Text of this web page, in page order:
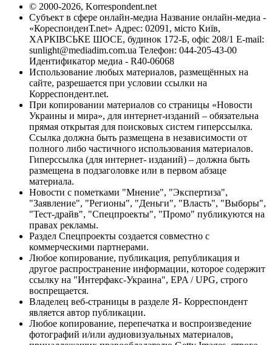
© 2000-2026, Korrespondent.net
Субъект в сфере онлайн-медиа Название онлайн-медиа -
«КореспонденТ.net» Адрес: 02091, місто Київ,
ХАРКІВСЬКЕ ШОСЕ, будинок 172-Б, офіс 208/1 E-mail:
sunlight@mediadim.com.ua Телефон: 044-205-43-00
Идентификатор медиа - R40-06068
Использование любых материалов, размещённых на
сайте, разрешается при условии ссылки на
Корреспондент.net.
При копировании материалов со страницы «Новости
Украины и мира», для интернет-изданий – обязательна
прямая открытая для поисковых систем гиперссылка.
Ссылка должна быть размещена в независимости от
полного либо частичного использования материалов.
Гиперссылка (для интернет- изданий) – должна быть
размещена в подзаголовке или в первом абзаце
материала.
Новости с пометками "Мнение", "Экспертиза",
"Заявление", "Регионы", "Деньги", "Власть", "Выборы",
"Тест-драйв", "Спецпроекты", "Промо" публикуются на
правах рекламы.
Раздел Спецпроекты создается совместно с
коммерческими партнерами.
Любое копирование, публикация, републикация и
другое распространение информации, которое содержит
ссылку на "Интерфакс-Украина", EPA / UPG, строго
воспрещается.
Владелец веб-страницы в разделе Я- Корреспондент
является автор публикации.
Любое копирование, перепечатка и воспроизведение
фотографий и/или аудиовизуальных материалов,